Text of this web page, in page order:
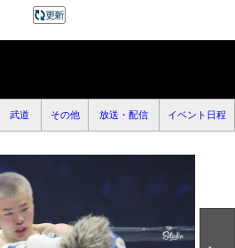
武道 その他 放送・配信 イベント日程